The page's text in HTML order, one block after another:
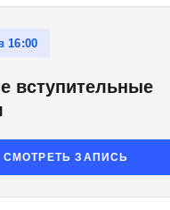
16:00
вступительные
СМОТРЕТЬ ЗАПИСЬ